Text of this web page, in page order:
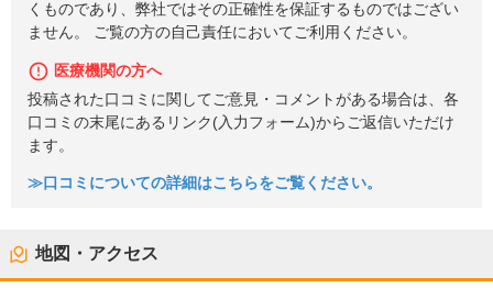
くものであり、弊社ではその正確性を保証するものではござい
ません。 ご覧の方の自己責任においてご利用ください。
医療機関の方へ
投稿された口コミに関してご意見・コメントがある場合は、各
口コミの末尾にあるリンク(入力フォーム)からご返信いただけ
ます。
≫口コミについての詳細はこちらをご覧ください。
地図・アクセス